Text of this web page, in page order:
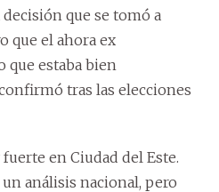
que se tomó a
que el ahora ex
que estaba bien
tras las elecciones
en Ciudad del Este.
análisis nacional, pero